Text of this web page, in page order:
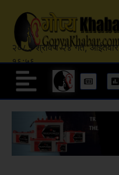
२०८३ श्रावण २४ गते, आईतवार
१६:५६